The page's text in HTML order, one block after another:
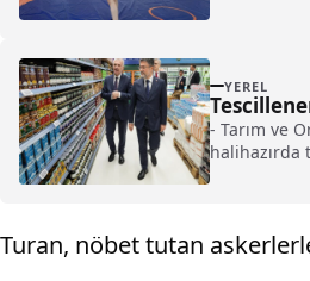
YEREL
- Tarım ve
halihazırda
Turan, nöbet tutan